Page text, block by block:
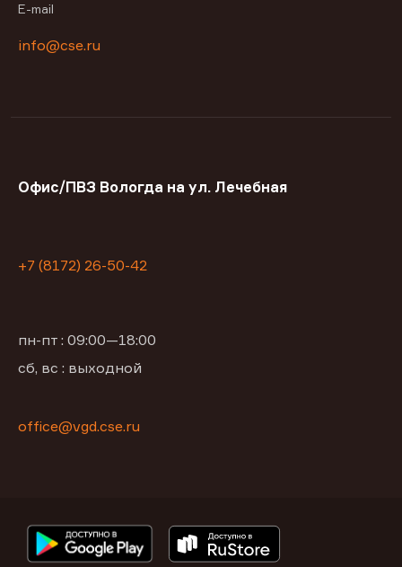
E-mail
info@cse.ru
Офис/ПВЗ Вологда на ул. Лечебная
+7 (8172) 26-50-42
пн-пт : 09:00—18:00
сб, вс : выходной
office@vgd.cse.ru